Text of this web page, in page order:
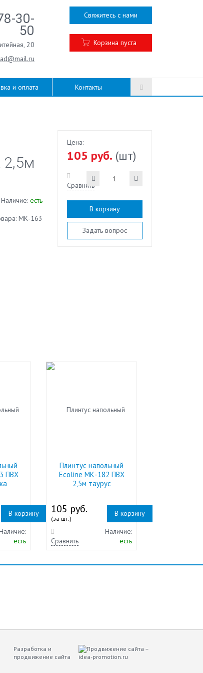
30-
50
20
Свяжитесь с нами
Корзина пуста
и оплата Контакты
Наличие: есть
МК-163
Цена:
105 руб. (шт)
Сравнить
В корзину
Задать вопрос
ПВХ
В корзину
есть
Плинтус напольный
Ecoline МК-182 ПВХ
2,5м таурус
105 руб.
(за шт.)
В корзину
Сравнить
Наличие:
есть
Разработка и
продвижение сайта